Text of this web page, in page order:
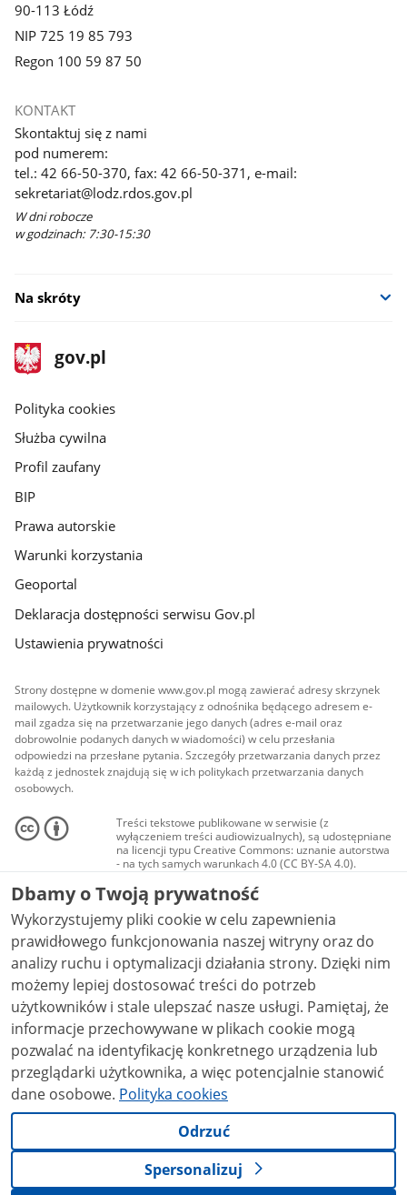
90-113 Łódź
NIP 725 19 85 793
Regon 100 59 87 50
KONTAKT
Skontaktuj się z nami
pod numerem:
tel.: 42 66-50-370, fax: 42 66-50-371, e-mail:
sekretariat@lodz.rdos.gov.pl
W dni robocze
w godzinach: 7:30-15:30
Na skróty
stopka
gov.pl
Strona
gov.pl
gov.pl
Polityka cookies
Służba cywilna
Profil zaufany
BIP
Prawa autorskie
Warunki korzystania
Geoportal
Deklaracja dostępności serwisu Gov.pl
Ustawienia prywatności
Strony dostępne w domenie www.gov.pl mogą zawierać adresy skrzynek
mailowych. Użytkownik korzystający z odnośnika będącego adresem e-
mail zgadza się na przetwarzanie jego danych (adres e-mail oraz
dobrowolnie podanych danych w wiadomości) w celu przesłania
odpowiedzi na przesłane pytania. Szczegóły przetwarzania danych przez
każdą z jednostek znajdują się w ich politykach przetwarzania danych
osobowych.
Treści tekstowe publikowane w serwisie (z
wyłączeniem treści audiowizualnych), są udostępniane
na licencji typu Creative Commons: uznanie autorstwa
- na tych samych warunkach 4.0 (CC BY-SA 4.0).
Materiały audiowizualne, w tym zdjęcia, materiały
audio i wideo, są udostępniane na licencji typu
Creative Commons: uznanie autorstwa użycie
niekomercyjne - bez utworów zależnych 4.0 (CC BY-
NC-ND 4.0), o ile nie jest to stwierdzone inaczej.
Dbamy o Twoją prywatność
Wykorzystujemy pliki cookie w celu zapewnienia
prawidłowego funkcjonowania naszej witryny oraz do
analizy ruchu i optymalizacji działania strony. Dzięki nim
możemy lepiej dostosować treści do potrzeb
użytkowników i stale ulepszać nasze usługi. Pamiętaj, że
informacje przechowywane w plikach cookie mogą
pozwalać na identyfikację konkretnego urządzenia lub
przeglądarki użytkownika, a więc potencjalnie stanowić
dane osobowe. Polityka cookies
Odrzuć
Spersonalizuj